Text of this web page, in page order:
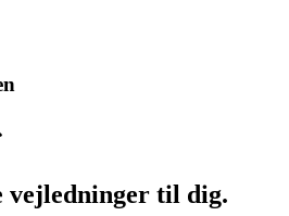
vejledninger til dig.